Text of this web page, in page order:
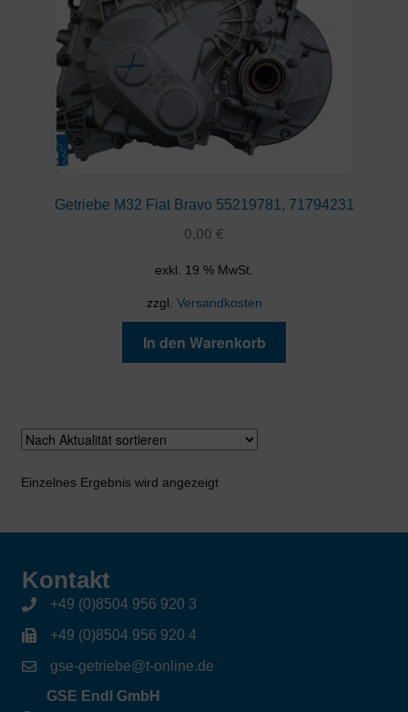
Getriebe M32 Fiat Bravo 55219781, 71794231
0,00 €
exkl. 19 % MwSt.
zzgl. Versandkosten
In den Warenkorb
Einzelnes Ergebnis wird angezeigt
Kontakt
+49 (0)8504 956 920 3
+49 (0)8504 956 920 4
gse-getriebe@t-online.de
GSE Endl GmbH